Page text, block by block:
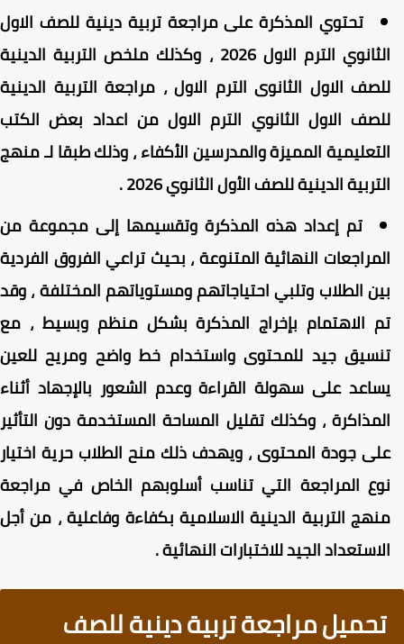
تحتوي المذكرة على مراجعة تربية دينية للصف الاول
الثانوي الترم الاول 2026 ، وكذلك ملخص التربية الدينية
الاول الثانوى الترم الاول ، مراجعة التربية الدينية
الاول الثانوي الترم الاول من اعداد بعض الكتب
المميزة والمدرسين الأكفاء ، وذلك طبقا لـ منهج
الدينية للصف الأول الثانوي 2026 .
تم إعداد هذه المذكرة وتقسيمها إلى مجموعة من
النهائية المتنوعة ، بحيث تراعي الفروق الفردية
الطلاب وتلبي احتياجاتهم ومستوياتهم المختلفة ، وقد
الاهتمام بإخراج المذكرة بشكل منظم وبسيط ، مع
جيد للمحتوى واستخدام خط واضح ومريح للعين
على سهولة القراءة وعدم الشعور بالإجهاد أثناء
، وكذلك تقليل المساحة المستخدمة دون التأثير
جودة المحتوى ، ويهدف ذلك منح الطلاب حرية اختيار
المراجعة التي تناسب أسلوبهم الخاص في مراجعة
التربية الدينية الاسلامية بكفاءة وفاعلية ، من أجل
الجيد للاختبارات النهائية .
تحميل مراجعة تربية دينية للصف